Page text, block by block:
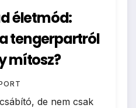
életmód:
tengerpartról
mítosz?
de nem csak